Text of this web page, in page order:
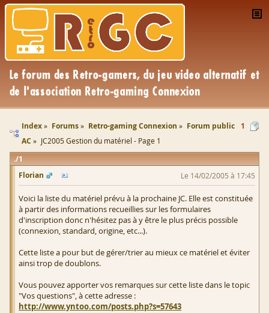
Index Forums Retro-gaming Connexion
Forum public
AC
JC2005 Gestion du matériel - Page 1
1
1
Florian
Le 14/02/2005 à 17:45
Voici la liste du matériel prévu à la prochaine JC. Elle est constituée
à partir des informations recueillies sur les formulaires
d'inscription donc n'hésitez pas à y être le plus précis possible
(connexion, standard, origine, etc...).
Cette liste a pour but de gérer/trier au mieux ce matériel et éviter
ainsi trop de doublons.
Vous pouvez apporter vos remarques sur cette liste dans le topic
"Vos questions", à cette adresse :
http://www.yntoo.com/posts.php?s=57643